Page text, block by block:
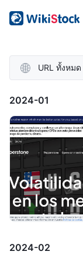
URL ทั้งหมด
2024-01
2024-02